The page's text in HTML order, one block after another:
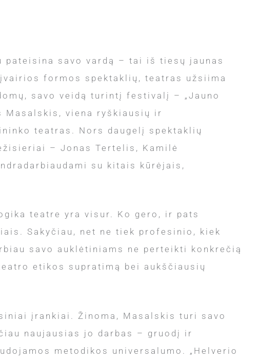
pateisina savo vardą – tai iš tiesų jaunas
formos spektaklių, teatras užsiima
savo veidą turintį festivalį – „Jauno
viena ryškiausių ir
teatras. Nors daugelį spektaklių
– Jonas Tertelis, Kamilė
su kitais kūrėjais,
teatre yra visur. Ko gero, ir pats
Sakyčiau, net ne tiek profesinio, kiek
savo auklėtiniams ne perteikti konkrečią
etikos supratimą bei aukščiausių
įrankiai. Žinoma, Masalskis turi savo
naujausias jo darbas – gruodį ir
metodikos universalumo. „Helverio